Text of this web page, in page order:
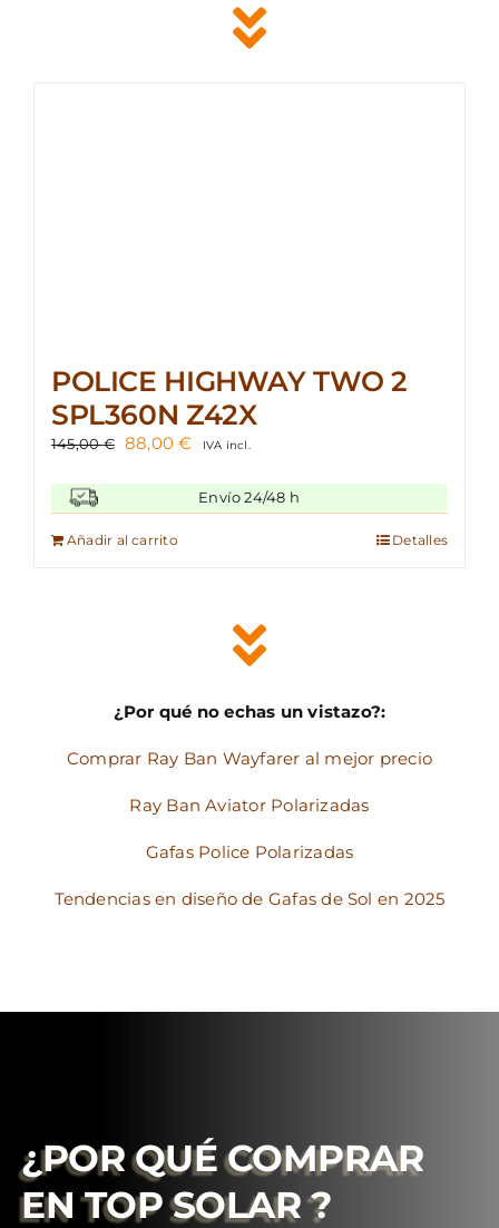
POLICE HIGHWAY TWO 2
SPL360N Z42X
145,00€ El
original
era:
145,00 €.
88,00€ El
actual
es:
IVA incl.
Envío 24/48 h
Añadir al carrito Detalles
¿Por qué no echas un vistazo?:
Comprar Ray Ban Wayfarer al mejor precio
Ray Ban Aviator Polarizadas
Gafas Police Polarizadas
Tendencias en diseño de Gafas de Sol en 2025
¿POR QUÉ COMPRAR
EN TOP SOLAR ?